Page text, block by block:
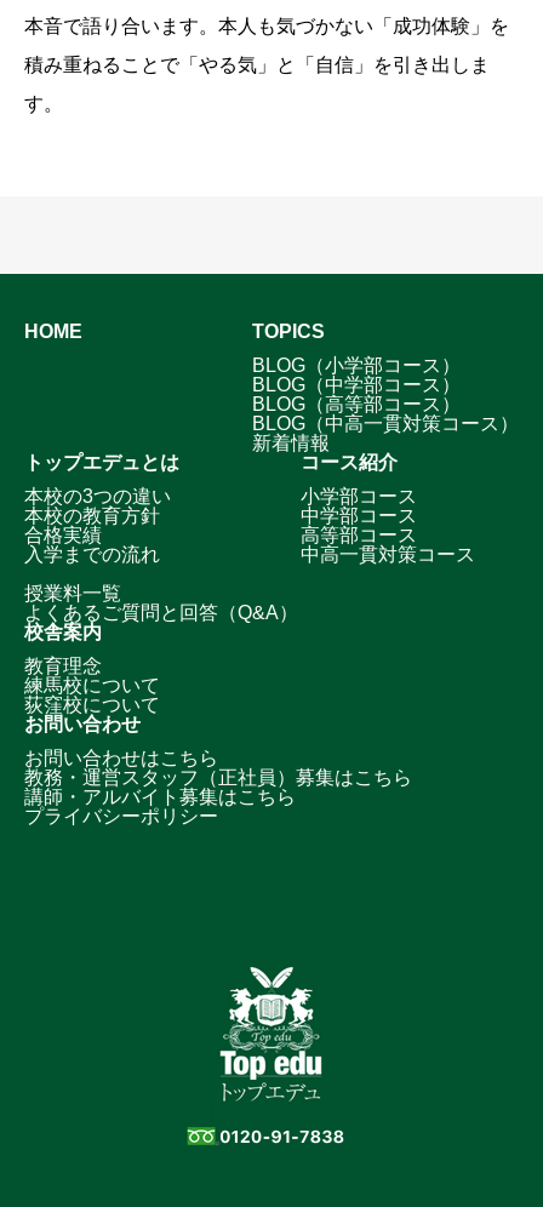
本音で語り合います。本人も気づかない「成功体験」を
積み重ねることで「やる気」と「自信」を引き出しま
す。
HOME
TOPICS
BLOG（小学部コース）
BLOG（中学部コース）
BLOG（高等部コース）
BLOG（中高一貫対策コース）
新着情報
トップエデュとは
本校の3つの違い
本校の教育方針
合格実績
入学までの流れ
授業料一覧
よくあるご質問と回答（Q&A）
コース紹介
小学部コース
中学部コース
高等部コース
中高一貫対策コース
校舎案内
教育理念
練馬校について
荻窪校について
お問い合わせ
お問い合わせはこちら
教務・運営スタッフ（正社員）募集はこちら
講師・アルバイト募集はこちら
プライバシーポリシー